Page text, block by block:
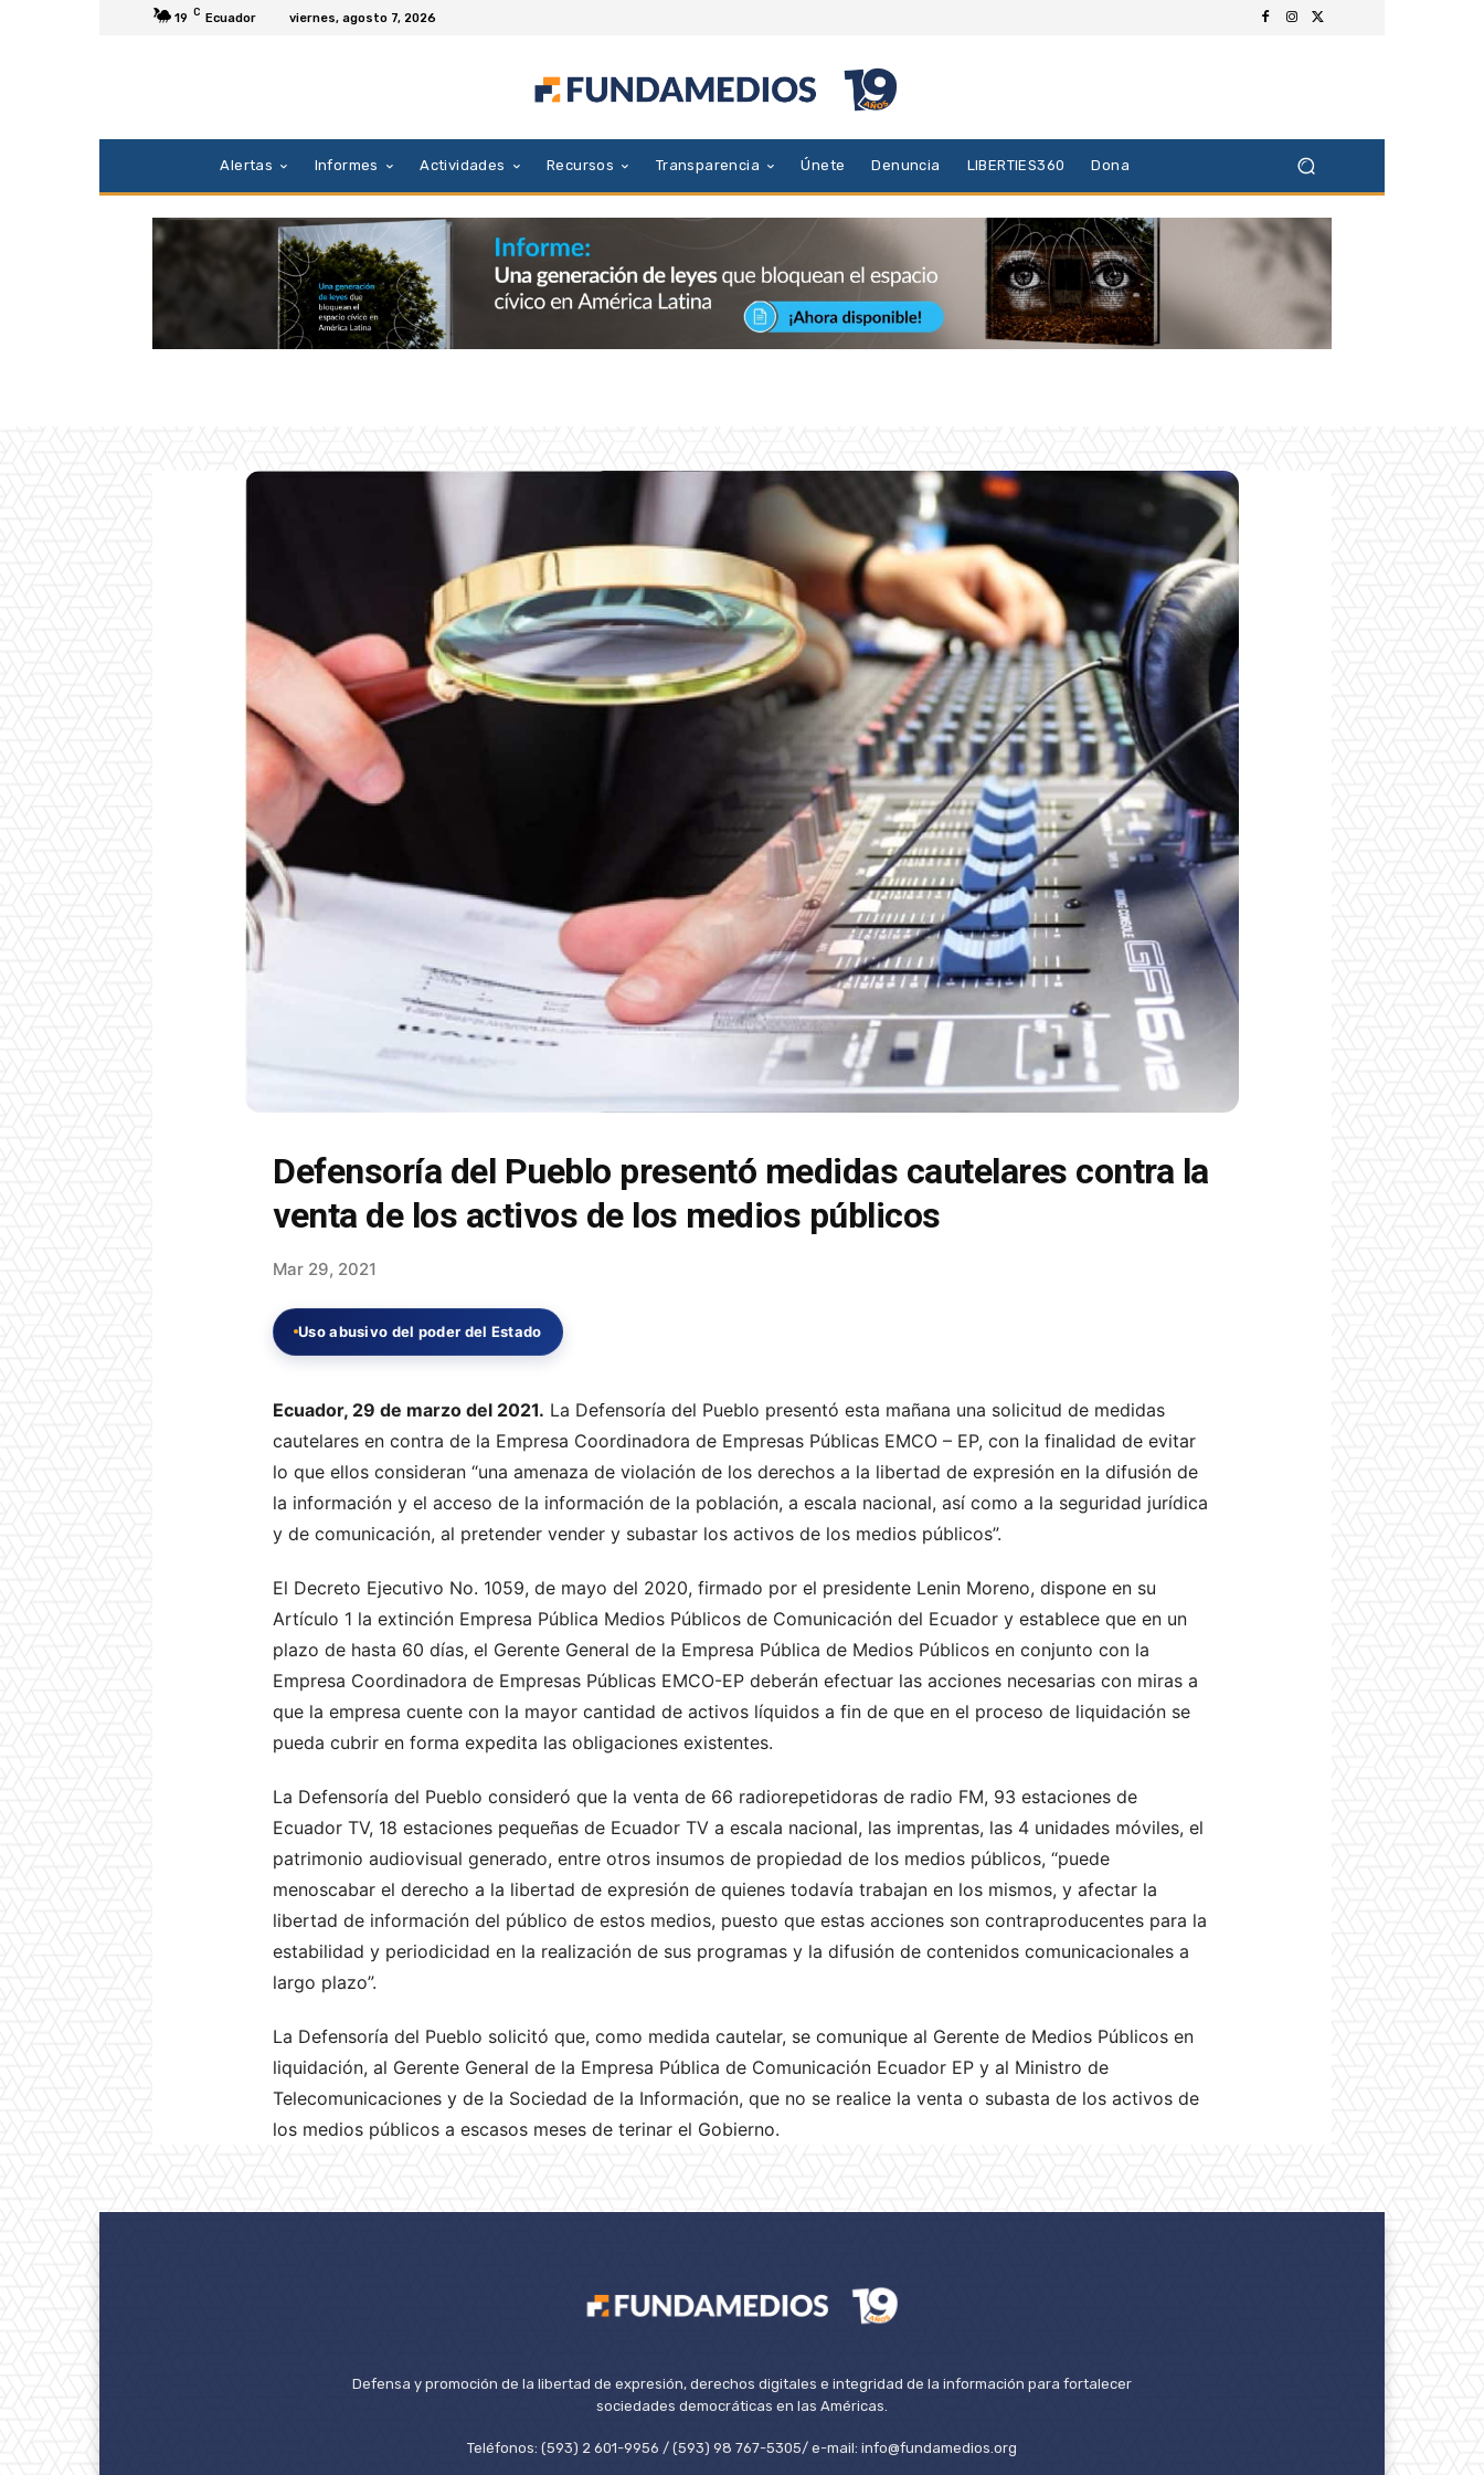
19 C Ecuador viernes, agosto 7, 2026
Alertas Informes Actividades Recursos Transparencia Únete Denuncia LIBERTIES360 Dona
Defensoría del Pueblo presentó medidas cautelares contra la
venta de los activos de los medios públicos
Mar 29, 2021
Uso abusivo del poder del Estado
Ecuador, 29 de marzo del 2021. La Defensoría del Pueblo presentó esta mañana una solicitud de medidas
cautelares en contra de la Empresa Coordinadora de Empresas Públicas EMCO – EP, con la finalidad de evitar
lo que ellos consideran “una amenaza de violación de los derechos a la libertad de expresión en la difusión de
la información y el acceso de la información de la población, a escala nacional, así como a la seguridad jurídica
y de comunicación, al pretender vender y subastar los activos de los medios públicos”.
El Decreto Ejecutivo No. 1059, de mayo del 2020, firmado por el presidente Lenin Moreno, dispone en su
Artículo 1 la extinción Empresa Pública Medios Públicos de Comunicación del Ecuador y establece que en un
plazo de hasta 60 días, el Gerente General de la Empresa Pública de Medios Públicos en conjunto con la
Empresa Coordinadora de Empresas Públicas EMCO-EP deberán efectuar las acciones necesarias con miras a
que la empresa cuente con la mayor cantidad de activos líquidos a fin de que en el proceso de liquidación se
pueda cubrir en forma expedita las obligaciones existentes.
La Defensoría del Pueblo consideró que la venta de 66 radiorepetidoras de radio FM, 93 estaciones de
Ecuador TV, 18 estaciones pequeñas de Ecuador TV a escala nacional, las imprentas, las 4 unidades móviles, el
patrimonio audiovisual generado, entre otros insumos de propiedad de los medios públicos, “puede
menoscabar el derecho a la libertad de expresión de quienes todavía trabajan en los mismos, y afectar la
libertad de información del público de estos medios, puesto que estas acciones son contraproducentes para la
estabilidad y periodicidad en la realización de sus programas y la difusión de contenidos comunicacionales a
largo plazo”.
La Defensoría del Pueblo solicitó que, como medida cautelar, se comunique al Gerente de Medios Públicos en
liquidación, al Gerente General de la Empresa Pública de Comunicación Ecuador EP y al Ministro de
Telecomunicaciones y de la Sociedad de la Información, que no se realice la venta o subasta de los activos de
los medios públicos a escasos meses de terinar el Gobierno.
Defensa y promoción de la libertad de expresión, derechos digitales e integridad de la información para fortalecer
sociedades democráticas en las Américas.
Teléfonos: (593) 2 601-9956 / (593) 98 767-5305/ e-mail: info@fundamedios.org